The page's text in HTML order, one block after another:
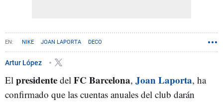
NIKE JOAN LAPORTA DECO
Artur López
El presidente del FC Barcelona, Joan Laporta, ha
confirmado que las cuentas anuales del club darán